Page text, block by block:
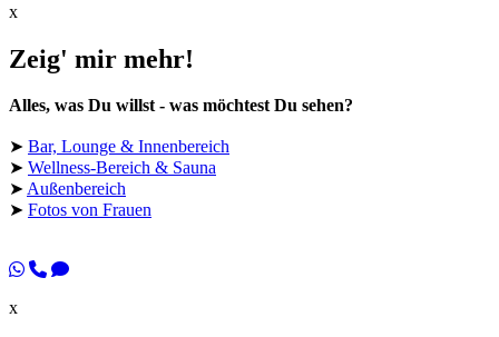
x
Zeig' mir mehr!
Alles, was Du willst - was möchtest Du sehen?
➤ Bar, Lounge & Innenbereich
➤ Wellness-Bereich & Sauna
➤Außenbereich
➤ Fotos von Frauen
x